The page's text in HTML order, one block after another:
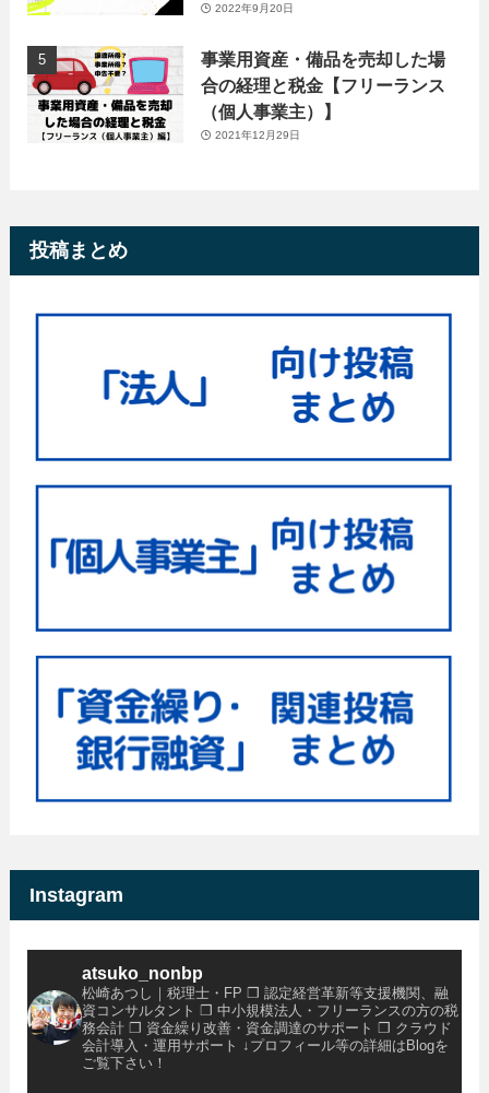
2022年9月20日
事業用資産・備品を売却した場
合の経理と税金【フリーランス
（個人事業主）】
2021年12月29日
投稿まとめ
Instagram
atsuko_nonbp
松崎あつし｜税理士・FP ❐ 認定経営革新等支援機関、融
資コンサルタント ❐ 中小規模法人・フリーランスの方の税
務会計❐ 資金繰り改善・資金調達のサポート ❐ クラウド
会計導入・運用サポート ↓プロフィール等の詳細はBlogを
ご覧下さい！